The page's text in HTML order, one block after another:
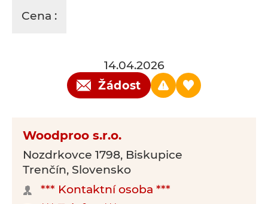
Cena :
14.04.2026
Žádost
Woodproo s.r.o.
Nozdrkovce 1798, Biskupice
Trenčín, Slovensko
*** Kontaktní osoba ***